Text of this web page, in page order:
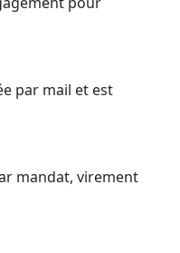
par mail et est
mandat, virement